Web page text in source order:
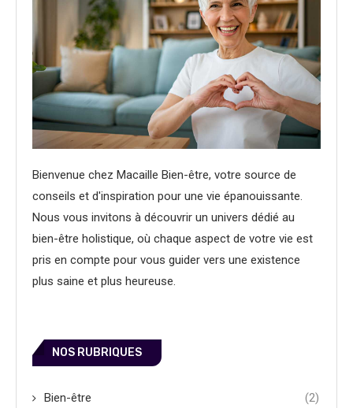
Bienvenue chez Macaille Bien-être, votre source de
conseils et d'inspiration pour une vie épanouissante.
Nous vous invitons à découvrir un univers dédié au
bien-être holistique, où chaque aspect de votre vie est
pris en compte pour vous guider vers une existence
plus saine et plus heureuse.
NOS RUBRIQUES
Bien-être (2)